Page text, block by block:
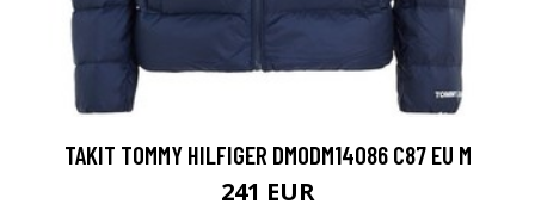
TAKIT TOMMY HILFIGER DM0DM14086 C87 EU M
241 EUR